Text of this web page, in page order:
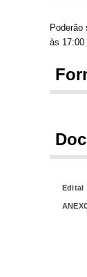
às 17:00
Edital